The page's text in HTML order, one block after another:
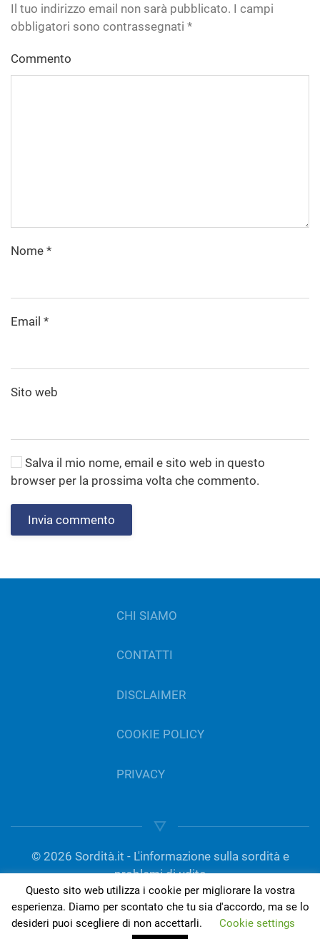
Il tuo indirizzo email non sarà pubblicato. I campi
obbligatori sono contrassegnati *
Commento
Nome *
Email *
Sito web
Salva il mio nome, email e sito web in questo
browser per la prossima volta che commento.
Invia commento
CHI SIAMO
CONTATTI
DISCLAIMER
COOKIE POLICY
PRIVACY
© 2026 Sordità.it - L'informazione sulla sordità e
problemi di udito
gestito da Del Bo Tecnologia per l’ascolto | P.IVA
01189420050
Questo sito web utilizza i cookie per migliorare la vostra
esperienza. Diamo per scontato che tu sia d'accordo, ma se lo
desideri puoi scegliere di non accettarli.
Cookie settings